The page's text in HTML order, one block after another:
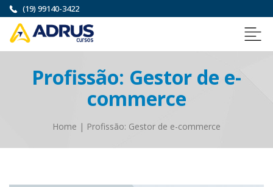
(19) 99140-3422
Profissão: Gestor de e-
commerce
Home | Profissão: Gestor de e-commerce